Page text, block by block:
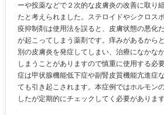
ーや投薬などで２次的な皮膚炎の改善に取り
たと考えられました。ステロイドやシクロス
疫抑制剤は使用法を誤ると、皮膚状態の悪化
が起こってしまう薬剤です。痒みがあるから
別の皮膚炎を発症してしまい、治療になかな
しまうことがありますので慎重に使用する必
症は甲状腺機能低下症や副腎皮質機能亢進症
ても引き起こされます。本症例ではホルモン
したが定期的にチェックしてく必要があります